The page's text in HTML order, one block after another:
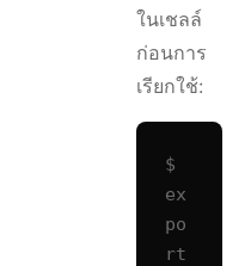
ในเชลล์
ก่อนการ
เรียกใช้:
$
ex
po
rt